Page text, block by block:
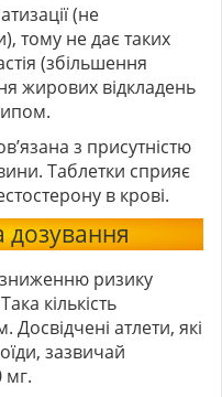
(не
тому не дає таких
(збільшення
жирових відкладень
з присутністю
Таблетки сприяє
в крові.
дозування
ризику
кількість
атлети, які
зазвичай
мг.